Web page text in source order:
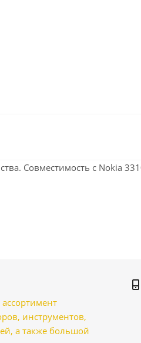
Совместимость с Nokia
инструментов,
а также большой